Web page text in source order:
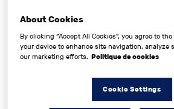
1 Beausoleil 50730 SAINT-
SAINT MARTIN AUTOMOBILES
About Cookies
By clicking “Accept All Cookies”, you agree to
your device to enhance site navigation, analyze
our marketing efforts. Politique de cookies
Cookie Settings